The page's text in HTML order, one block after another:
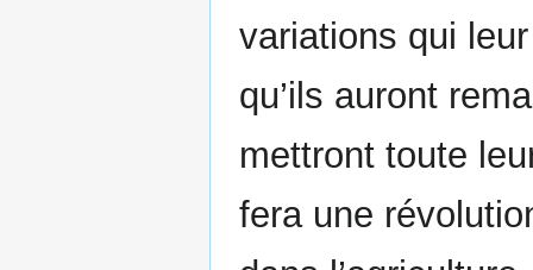
variations qui
qu’ils auront
mettront toute
fera une